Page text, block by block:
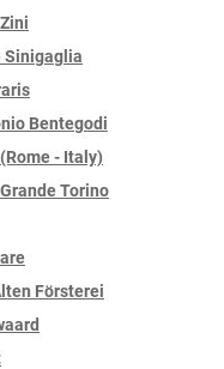
Sinigaglia
Bentegodi
- Italy)
Torino
Försterei